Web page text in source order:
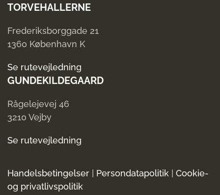
TORVEHALLERNE
Frederiksborggade 21
1360 København K
Se rutevejledning
GUNDEKILDEGAARD
Rågelejevej 46
3210 Vejby
Se rutevejledning
Handelsbetingelser Persondatapolitik
Cookie-
og privatlivspolitik